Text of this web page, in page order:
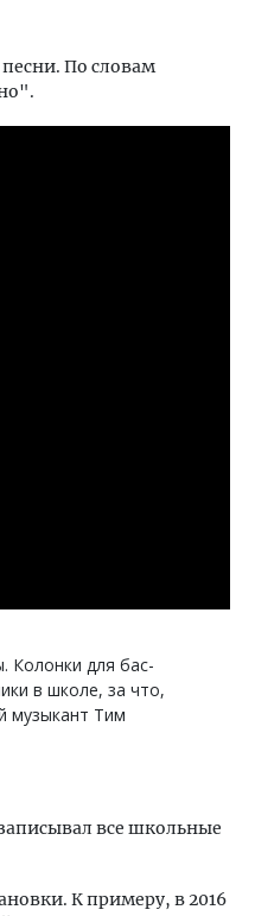
По словам
Колонки для бас-
в школе, за что,
музыкант Тим
все школьные
К примеру, в 2016